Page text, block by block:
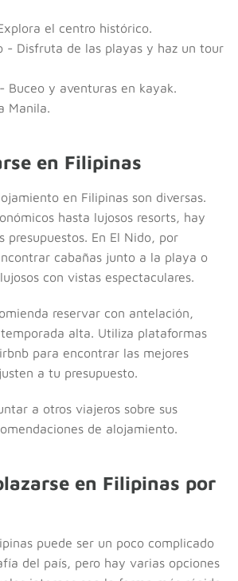
el centro histórico.
- Disfruta de las playas y haz un tour
Buceo y aventuras en kayak.
Manila.
en Filipinas
en Filipinas son diversas.
hasta lujosos resorts, hay
presupuestos. En El Nido, por
cabañas junto a la playa o
con vistas espectaculares.
reservar con antelación,
alta. Utiliza plataformas
para encontrar las mejores
a tu presupuesto.
a otros viajeros sobre sus
de alojamiento.
en Filipinas por
puede ser un poco complicado
del país, pero hay varias opciones